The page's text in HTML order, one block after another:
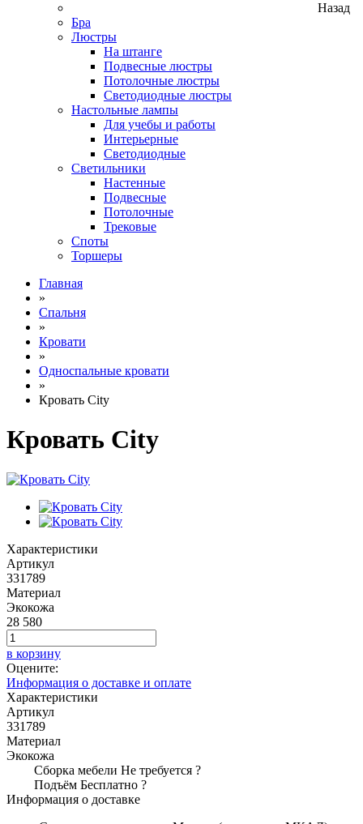
Назад
Бра
Люстры
На штанге
Подвесные люстры
Потолочные люстры
Светодиодные люстры
Настольные лампы
Для учебы и работы
Интерьерные
Светодиодные
Светильники
Настенные
Подвесные
Потолочные
Трековые
Споты
Торшеры
Главная
»
Спальня
»
Кровати
»
Односпальные кровати
»
Кровать City
Кровать City
Характеристики
Артикул
331789
Материал
Экокожа
28 580
в корзину
Оцените:
Информация о доставке и оплате
Характеристики
Артикул
331789
Материал
Экокожа
Сборка мебели Не требуется ?
Подъём Бесплатно ?
Информация о доставке